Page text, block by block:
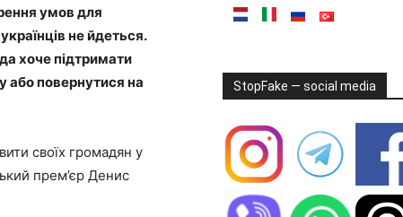
умов для
не йдеться.
хоче підтримати
або повернутися на
своїх громадян у
прем’єр Денис
StopFake — social media